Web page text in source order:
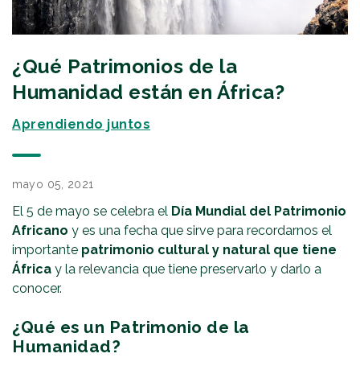
¿Qué Patrimonios de la
Humanidad están en África?
Aprendiendo juntos
mayo 05, 2021
El 5 de mayo se celebra el Día Mundial del Patrimonio
Africano y es una fecha que sirve para recordarnos el
importante patrimonio cultural y natural que tiene
África y la relevancia que tiene preservarlo y darlo a
conocer.
¿Qué es un Patrimonio de la
Humanidad?